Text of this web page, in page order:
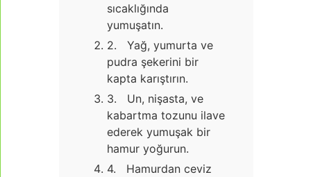
sıcaklığında
yumuşatın.
2. Yağ, yumurta ve
pudra şekerini bir
kapta karıştırın.
3. Un, nişasta, ve
kabartma tozunu ilave
ederek yumuşak bir
hamur yoğurun.
4. Hamurdan ceviz